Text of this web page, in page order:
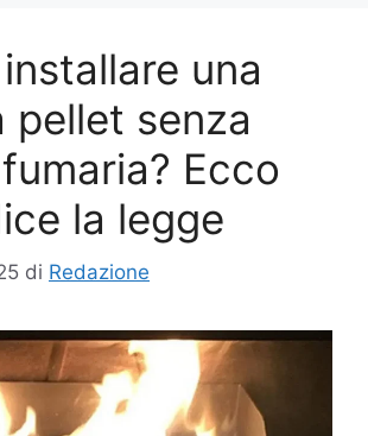
una
pellet senza
Ecco
la legge
di Redazione